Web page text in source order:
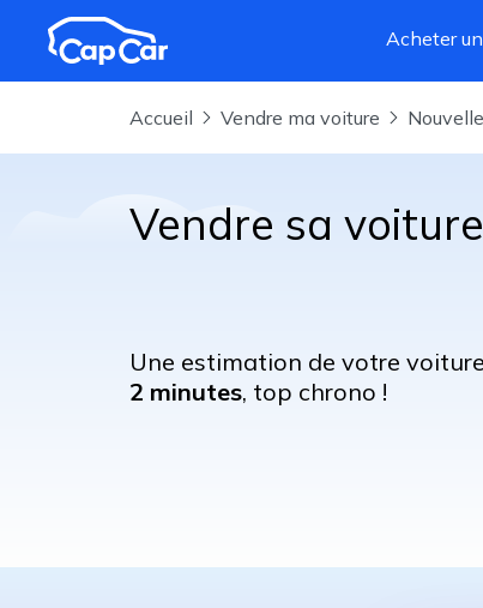
Aller au contenu principal
Acheter
Accueil Vendre ma voiture
Vendre sa
Une estimation de votre
2 minutes, top chrono !